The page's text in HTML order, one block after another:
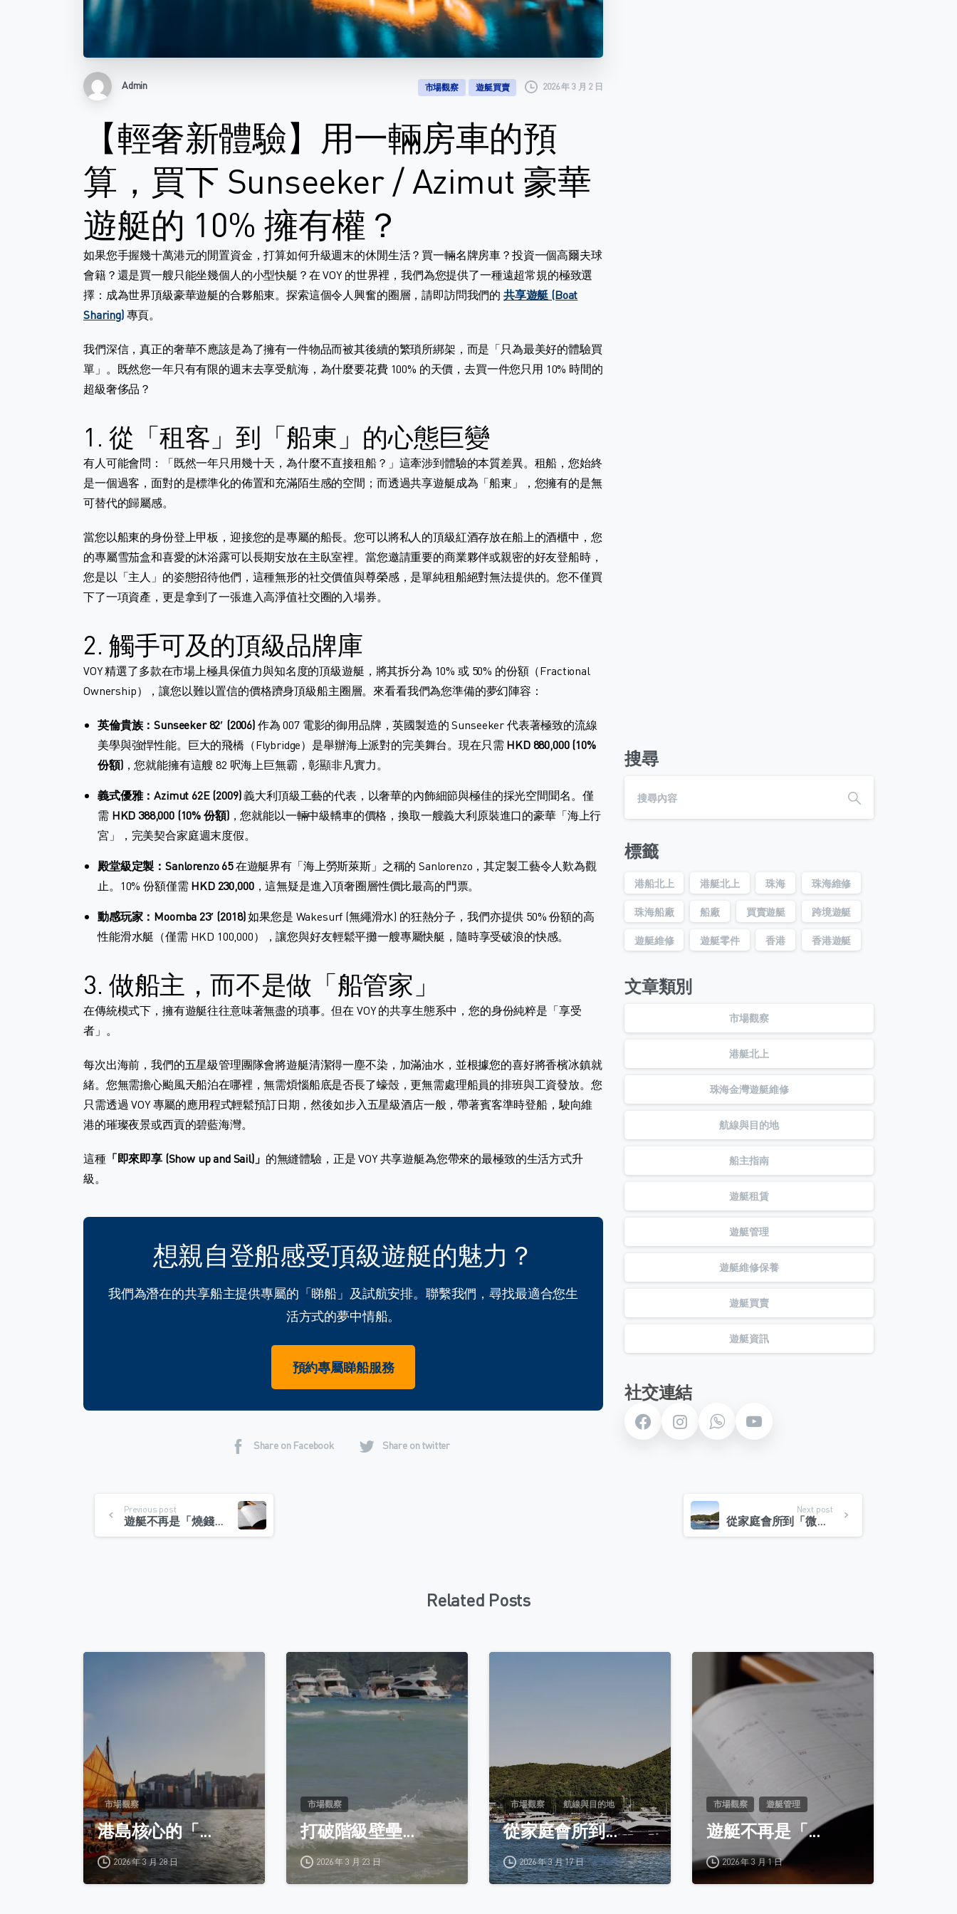
Admin 市場觀察 遊艇買賣 2026 年 3 月 2 日
【輕奢新體驗】用一輛房車的預
算，買下 Sunseeker / Azimut 豪華
遊艇的 10% 擁有權？
如果您手握幾十萬港元的閒置資金，打算如何升級週末的休閒生活？買一輛名牌房車？投資一個高爾夫球
會籍？還是買一艘只能坐幾個人的小型快艇？在 VOY 的世界裡，我們為您提供了一種遠超常規的極致選
擇：成為世界頂級豪華遊艇的合夥船東。探索這個令人興奮的圈層，請即訪問我們的 共享遊艇 (Boat
Sharing)專頁。
我們深信，真正的奢華不應該是為了擁有一件物品而被其後續的繁瑣所綁架，而是「只為最美好的體驗買
單」。既然您一年只有有限的週末去享受航海，為什麼要花費 100% 的天價，去買一件您只用 10% 時間的
超級奢侈品？
1. 從「租客」到「船東」的心態巨變
有人可能會問：「既然一年只用幾十天，為什麼不直接租船？」這牽涉到體驗的本質差異。租船，您始終
是一個過客，面對的是標準化的佈置和充滿陌生感的空間；而透過共享遊艇成為「船東」，您擁有的是無
可替代的歸屬感。
當您以船東的身份登上甲板，迎接您的是專屬的船長。您可以將私人的頂級紅酒存放在船上的酒櫃中，您
的專屬雪茄盒和喜愛的沐浴露可以長期安放在主臥室裡。當您邀請重要的商業夥伴或親密的好友登船時，
您是以「主人」的姿態招待他們，這種無形的社交價值與尊榮感，是單純租船絕對無法提供的。您不僅買
下了一項資產，更是拿到了一張進入高淨值社交圈的入場券。
2. 觸手可及的頂級品牌庫
VOY 精選了多款在市場上極具保值力與知名度的頂級遊艇，將其拆分為 10% 或 50% 的份額（Fractional
Ownership），讓您以難以置信的價格躋身頂級船主圈層。來看看我們為您準備的夢幻陣容：
英倫貴族：Sunseeker 82′ (2006)作為 007 電影的御用品牌，英國製造的 Sunseeker 代表著極致的流線
美學與強悍性能。巨大的飛橋（Flybridge）是舉辦海上派對的完美舞台。現在只需HKD 880,000 (10%
份額)，您就能擁有這艘 82 呎海上巨無霸，彰顯非凡實力。
義式優雅：Azimut 62E (2009)義大利頂級工藝的代表，以奢華的內飾細節與極佳的採光空間聞名。僅
需 HKD 388,000 (10% 份額)，您就能以一輛中級轎車的價格，換取一艘義大利原裝進口的豪華「海上行
宮」，完美契合家庭週末度假。
殿堂級定製：Sanlorenzo 65在遊艇界有「海上勞斯萊斯」之稱的 Sanlorenzo，其定製工藝令人歎為觀
止。10% 份額僅需HKD 230,000，這無疑是進入頂奢圈層性價比最高的門票。
動感玩家：Moomba 23′ (2018)如果您是 Wakesurf (無繩滑水) 的狂熱分子，我們亦提供 50% 份額的高
性能滑水艇（僅需 HKD 100,000），讓您與好友輕鬆平攤一艘專屬快艇，隨時享受破浪的快感。
3. 做船主，而不是做「船管家」
在傳統模式下，擁有遊艇往往意味著無盡的瑣事。但在 VOY 的共享生態系中，您的身份純粹是「享受
者」。
每次出海前，我們的五星級管理團隊會將遊艇清潔得一塵不染，加滿油水，並根據您的喜好將香檳冰鎮就
緒。您無需擔心颱風天船泊在哪裡，無需煩惱船底是否長了蠔殼，更無需處理船員的排班與工資發放。您
只需透過 VOY 專屬的應用程式輕鬆預訂日期，然後如步入五星級酒店一般，帶著賓客準時登船，駛向維
港的璀璨夜景或西貢的碧藍海灣。
這種「即來即享 (Show up and Sail)」 的無縫體驗，正是 VOY 共享遊艇為您帶來的最極致的生活方式升
級。
想親自登船感受頂級遊艇的魅力？
我們為潛在的共享船主提供專屬的「睇船」及試航安排。聯繫我們，尋找最適合您生
活方式的夢中情船。
預約專屬睇船服務
Share on Facebook Share on twitter
搜尋
標籤
港船北上 港艇北上 珠海 珠海維修
珠海船廠 船廠 買賣遊艇 跨境遊艇
遊艇維修 遊艇零件 香港 香港遊艇
文章類別
市場觀察
港艇北上
珠海金灣遊艇維修
航線與目的地
船主指南
遊艇租賃
遊艇管理
遊艇維修保養
遊艇買賣
遊艇資訊
社交連結
Continue
Reading
Previous post
遊艇不再是「燒錢負債」！解密共享遊艇的「收益分成」賺錢法則
Next post
從家庭會所到「微型摩納哥」：揭秘 Lantau Yacht Club 大嶼山遊艇會
Related Posts
市場觀察
港島核心的「...
2026 年 3 月 28 日
0
市場觀察
打破階級壁壘...
2026 年 3 月 23 日
市場觀察 航線與目的地
從家庭會所到...
2026 年 3 月 17 日
市場觀察 遊艇管理
遊艇不再是「...
2026 年 3 月 1 日